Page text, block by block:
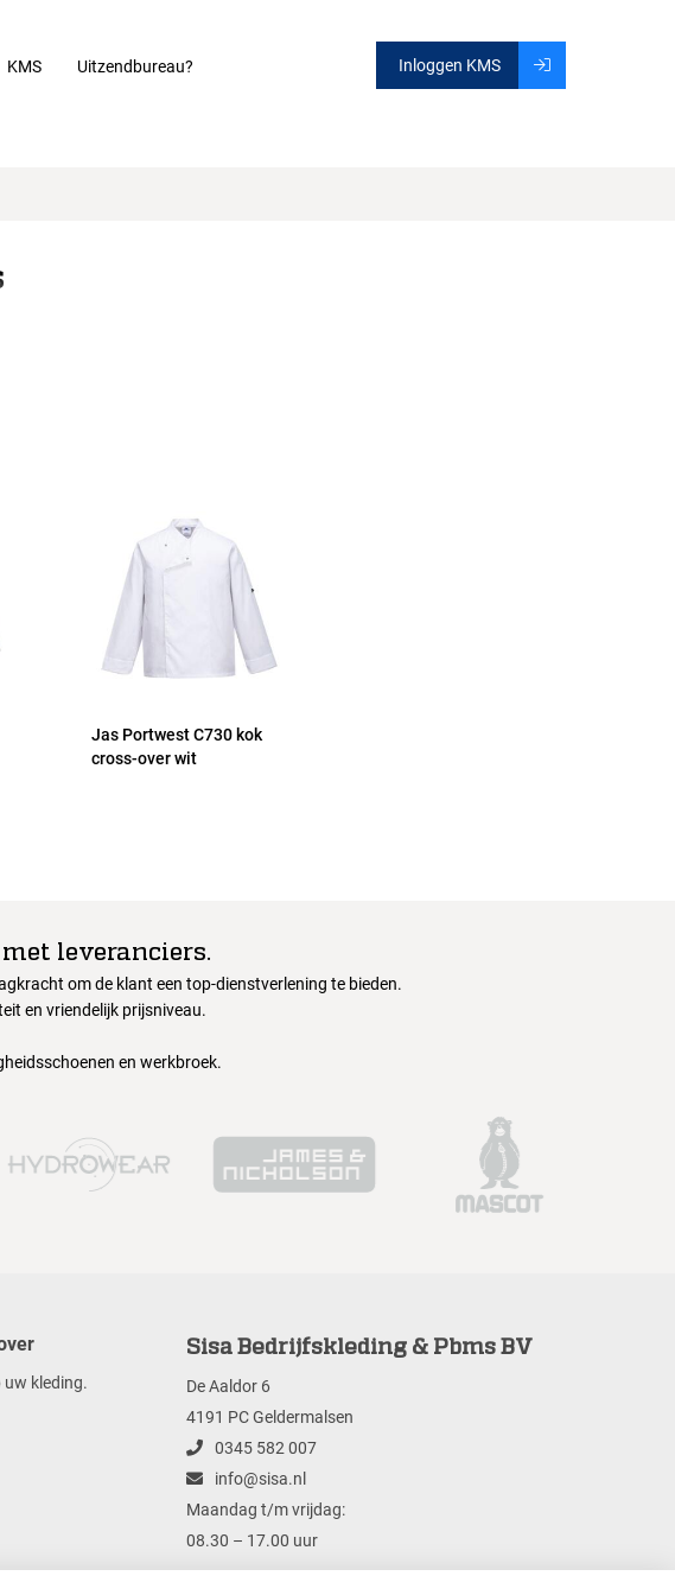
KMS Uitzendbureau? Inloggen KMS
Jas Portwest C730 kok
cross-over wit
leveranciers.
om de klant een top-dienstverlening te bieden.
en vriendelijk prijsniveau.
en werkbroek.
uw kleding.
Sisa Bedrijfskleding & Pbms BV
De Aaldor 6
4191 PC Geldermalsen
0345 582 007
info@sisa.nl
Maandag t/m vrijdag:
08.30 – 17.00 uur